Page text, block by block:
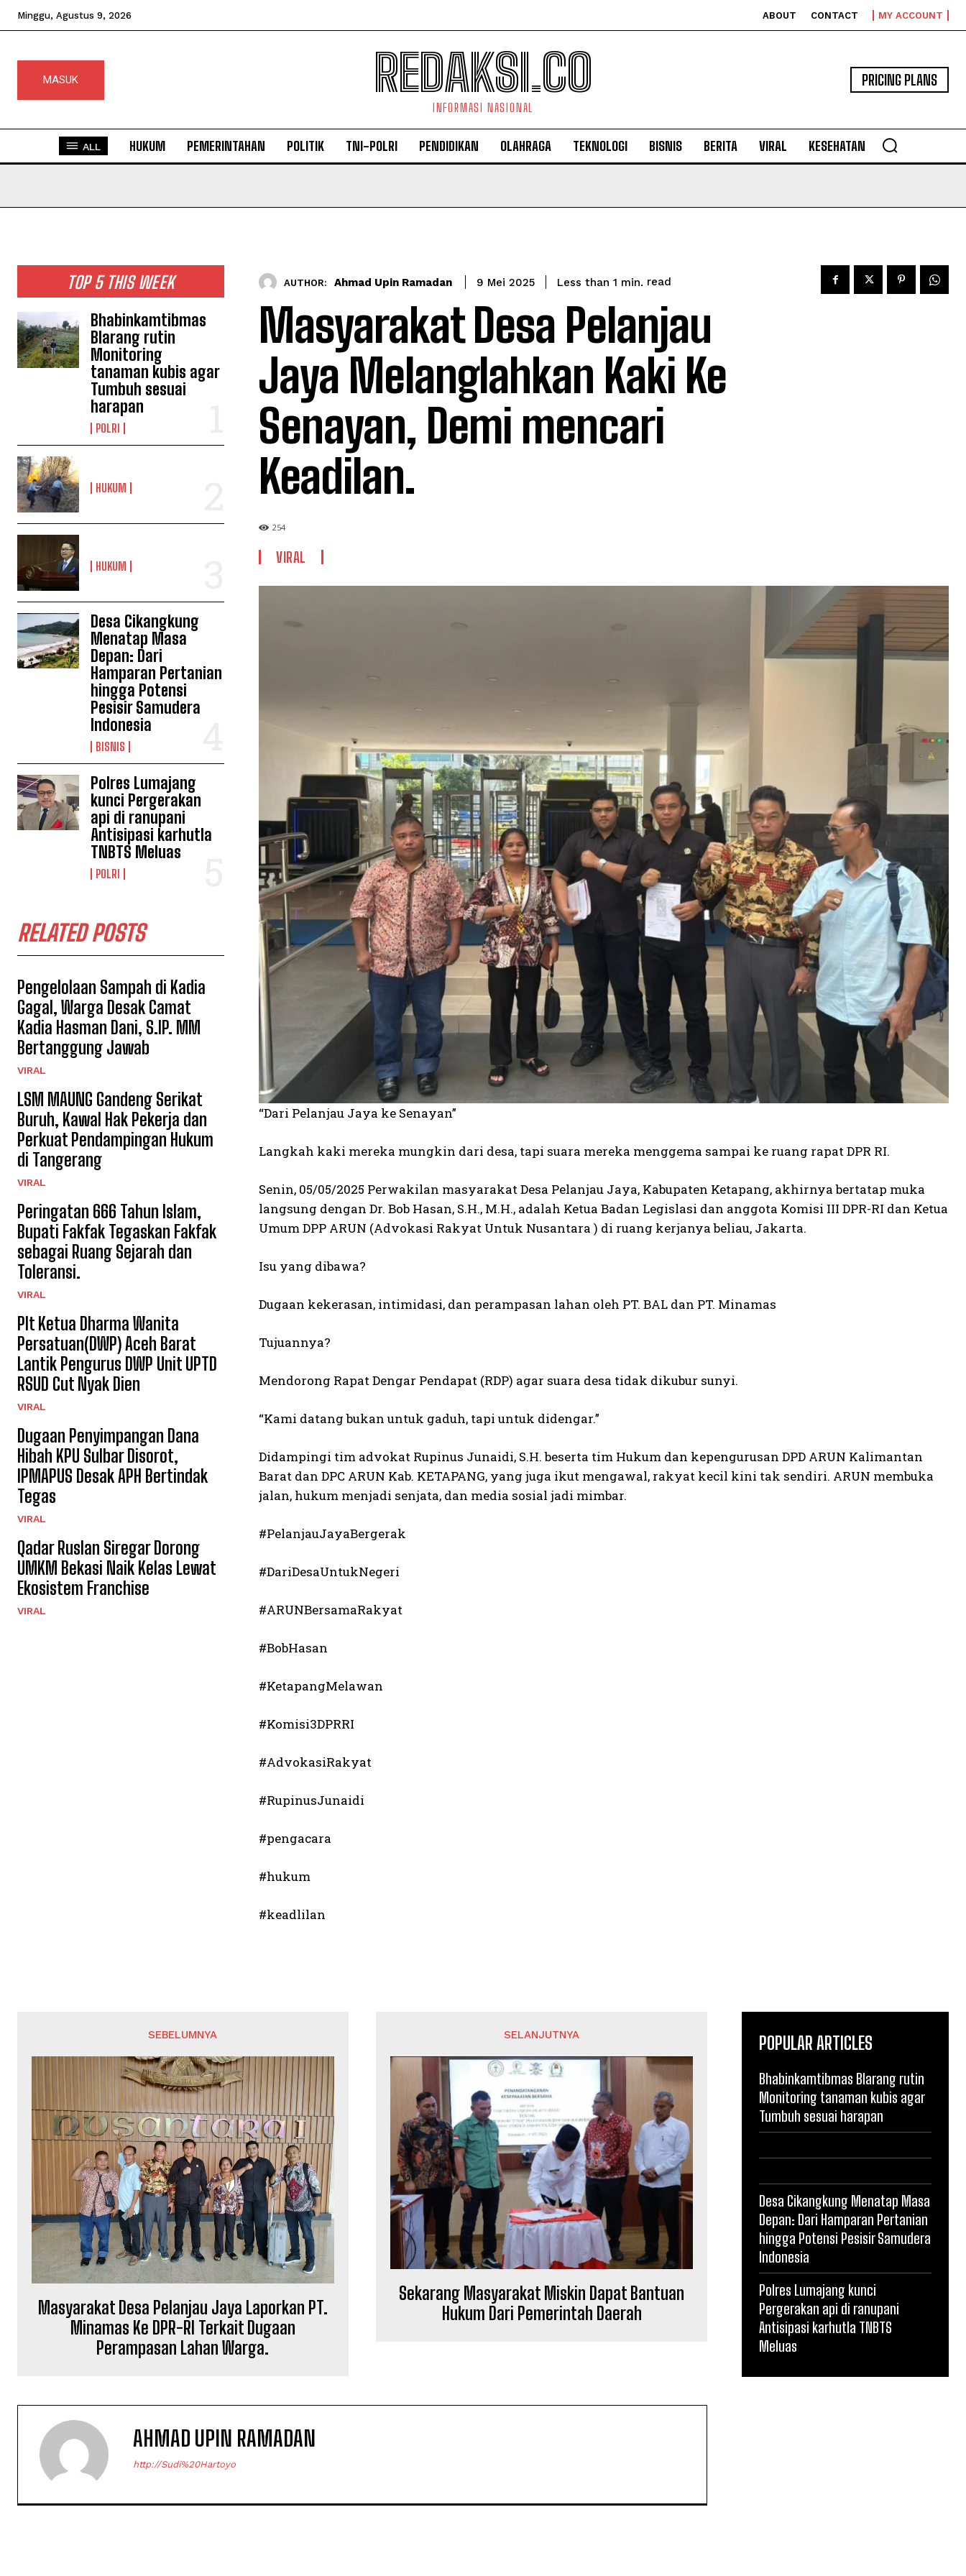
Minggu, Agustus 9, 2026 ABOUT CONTACT MY ACCOUNT
MASUK REDAKSI.CO
INFORMASI NASIONAL
PRICING PLANS
ALL HUKUM PEMERINTAHAN POLITIK TNI-POLRI PENDIDIKAN OLAHRAGA TEKNOLOGI BISNIS BERITA VIRAL KESEHATAN
TOP 5 THIS WEEK
Bhabinkamtibmas
Blarang rutin
Monitoring
tanaman kubis agar
Tumbuh sesuai
harapan
POLRI
HUKUM
HUKUM
Desa Cikangkung
Menatap Masa
Depan: Dari
Hamparan Pertanian
hingga Potensi
Pesisir Samudera
Indonesia
BISNIS
Polres Lumajang
kunci Pergerakan
api di ranupani
Antisipasi karhutla
TNBTS Meluas
POLRI
RELATED POSTS
Pengelolaan Sampah di Kadia
Gagal, Warga Desak Camat
Kadia Hasman Dani, S.IP. MM
Bertanggung Jawab
VIRAL
LSM MAUNG Gandeng Serikat
Buruh, Kawal Hak Pekerja dan
Perkuat Pendampingan Hukum
di Tangerang
VIRAL
Peringatan 666 Tahun Islam,
Bupati Fakfak Tegaskan Fakfak
sebagai Ruang Sejarah dan
Toleransi.
VIRAL
Plt Ketua Dharma Wanita
Persatuan(DWP) Aceh Barat
Lantik Pengurus DWP Unit UPTD
RSUD Cut Nyak Dien
VIRAL
Dugaan Penyimpangan Dana
Hibah KPU Sulbar Disorot,
IPMAPUS Desak APH Bertindak
Tegas
VIRAL
Qadar Ruslan Siregar Dorong
UMKM Bekasi Naik Kelas Lewat
Ekosistem Franchise
VIRAL
AUTHOR: Ahmad Upin Ramadan 9 Mei 2025 Less than 1 min. read
Masyarakat Desa Pelanjau
Jaya Melanglahkan Kaki Ke
Senayan, Demi mencari
Keadilan.
254
VIRAL
“Dari Pelanjau Jaya ke Senayan”
Langkah kaki mereka mungkin dari desa, tapi suara mereka menggema sampai ke ruang rapat DPR RI.
Senin, 05/05/2025 Perwakilan masyarakat Desa Pelanjau Jaya, Kabupaten Ketapang, akhirnya bertatap muka
langsung dengan Dr. Bob Hasan, S.H., M.H., adalah Ketua Badan Legislasi dan anggota Komisi III DPR-RI dan Ketua
Umum DPP ARUN (Advokasi Rakyat Untuk Nusantara ) di ruang kerjanya beliau, Jakarta.
Isu yang dibawa?
Dugaan kekerasan, intimidasi, dan perampasan lahan oleh PT. BAL dan PT. Minamas
Tujuannya?
Mendorong Rapat Dengar Pendapat (RDP) agar suara desa tidak dikubur sunyi.
“Kami datang bukan untuk gaduh, tapi untuk didengar.”
Didampingi tim advokat Rupinus Junaidi, S.H. beserta tim Hukum dan kepengurusan DPD ARUN Kalimantan
Barat dan DPC ARUN Kab. KETAPANG, yang juga ikut mengawal, rakyat kecil kini tak sendiri. ARUN membuka
jalan, hukum menjadi senjata, dan media sosial jadi mimbar.
#PelanjauJayaBergerak
#DariDesaUntukNegeri
#ARUNBersamaRakyat
#BobHasan
#KetapangMelawan
#Komisi3DPRRI
#AdvokasiRakyat
#RupinusJunaidi
#pengacara
#hukum
#keadlilan
SEBELUMNYA
Masyarakat Desa Pelanjau Jaya Laporkan PT.
Minamas Ke DPR-RI Terkait Dugaan
Perampasan Lahan Warga.
SELANJUTNYA
Sekarang Masyarakat Miskin Dapat Bantuan
Hukum Dari Pemerintah Daerah
AHMAD UPIN RAMADAN
http://Sudi%20Hartoyo
POPULAR ARTICLES
Bhabinkamtibmas Blarang rutin
Monitoring tanaman kubis agar
Tumbuh sesuai harapan
Desa Cikangkung Menatap Masa
Depan: Dari Hamparan Pertanian
hingga Potensi Pesisir Samudera
Indonesia
Polres Lumajang kunci
Pergerakan api di ranupani
Antisipasi karhutla TNBTS
Meluas